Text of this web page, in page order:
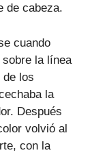
de cabeza.
cuando
la línea
los
la
Después
volvió al
con la